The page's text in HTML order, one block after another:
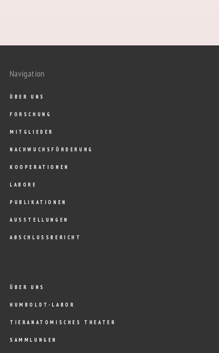
Navigation
ÜBER UNS
FORSCHUNG
MITGLIEDER
NACHWUCHSFÖRDERUNG
KOOPERATIONEN
LABORE
PUBLIKATIONEN
AUSSTELLUNGEN
ABSCHLUSSBERICHT
ÜBER UNS
HUMBOLDT-LABOR
TIERANATOMISCHES THEATER
SAMMLUNGEN